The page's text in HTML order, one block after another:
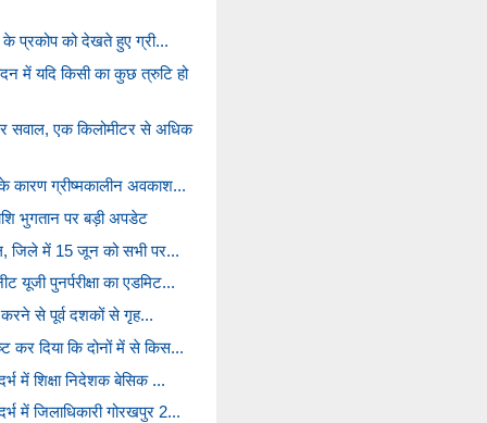
के प्रकोप को देखते हुए ग्री...
में यदि किसी का कुछ त्रुटि हो
सवाल, एक किलोमीटर से अधिक
के कारण ग्रीष्मकालीन अवकाश...
भुगतान पर बड़ी अपडेट
में 15 जून को सभी पर...
यूजी पुनर्परीक्षा का एडमिट...
करने से पूर्व दशकों से गृह...
कर दिया कि दोनों में से किस...
में शिक्षा निदेशक बेसिक ...
में जिलाधिकारी गोरखपुर 2...